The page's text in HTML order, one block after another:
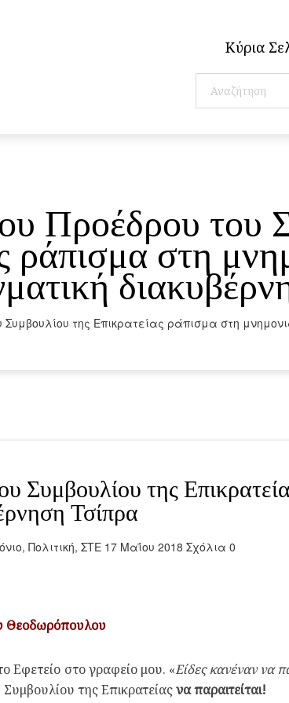
Κύρια
Προέδρου του
ράπισμα στη
της Επικρατείας ράπισμα στη
Συμβουλίου της
Τσίπρα
, Πολιτική, ΣΤΕ 17 Μαΐου 2018 Σχόλια 0
Θεοδωρόπουλου
Εφετείο στο γραφείο μου. «Είδες κανέναν να
της Επικρατείαςνα παραιτείται!